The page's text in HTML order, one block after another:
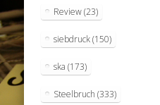
Review(23)
siebdruck(150)
ska (173)
Steelbruch (333)